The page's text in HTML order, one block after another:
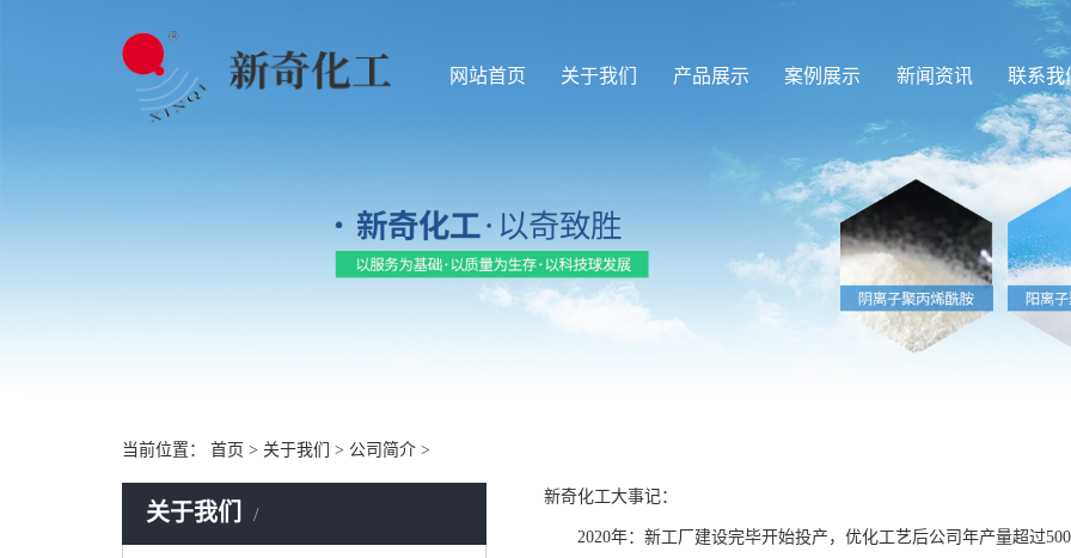
网站首页 关于我们 产品展示 案例展示 新闻资讯 联系我
当前位置： 首页 > 关于我们 > 公司简介 >
关于我们
新奇化工大事记：
2020年：新工厂建设完毕开始投产，优化工艺后公司年产量超过